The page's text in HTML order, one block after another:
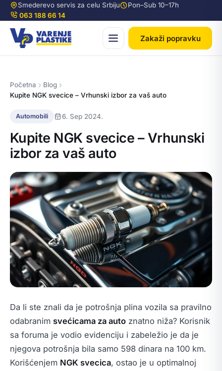
Smederevo servis za celu Srbiju
Pon–Sub 10–17h
063 188 66 14
Zakaži popravku
Početna
Blog
Kupite NGK svecice – Vrhunski izbor za vaš auto
Automobili 6. Sep 2024.
Kupite NGK svecice – Vrhunski
izbor za vaš auto
Da li ste znali da je potrošnja plina vozila sa pravilno
odabranim svećicama za auto znatno niža? Korisnik
sa foruma je vodio evidenciju i zabeležio je da je
njegova potrošnja bila samo 598 dinara na 100 km.
Korišćenjem NGK svecica, ostao je u optimalnoj